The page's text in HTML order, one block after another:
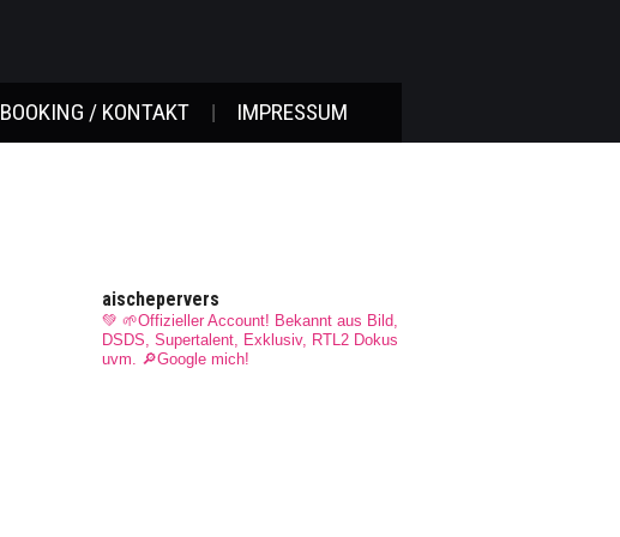
BOOKING / KONTAKT IMPRESSUM
aischepervers
💚 🌱Offizieller Account! Bekannt aus Bild,
DSDS, Supertalent, Exklusiv, RTL2 Dokus
uvm. 🔎Google mich!